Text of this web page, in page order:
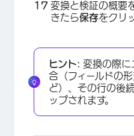
変換と検証の概要
きたら保存をクリ
ヒント: 変換の際に
合（フィールドの
ど）、その行の後
ップされます。